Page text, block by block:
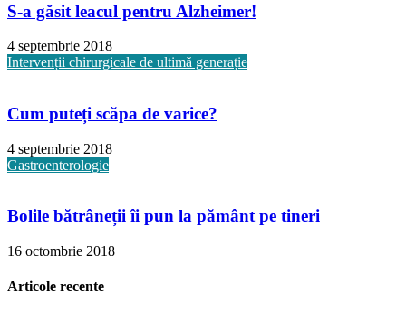
S-a găsit leacul pentru Alzheimer!
4 septembrie 2018
Intervenții chirurgicale de ultimă generație
Cum puteți scăpa de varice?
4 septembrie 2018
Gastroenterologie
Bolile bătrâneții îi pun la pământ pe tineri
16 octombrie 2018
Articole recente